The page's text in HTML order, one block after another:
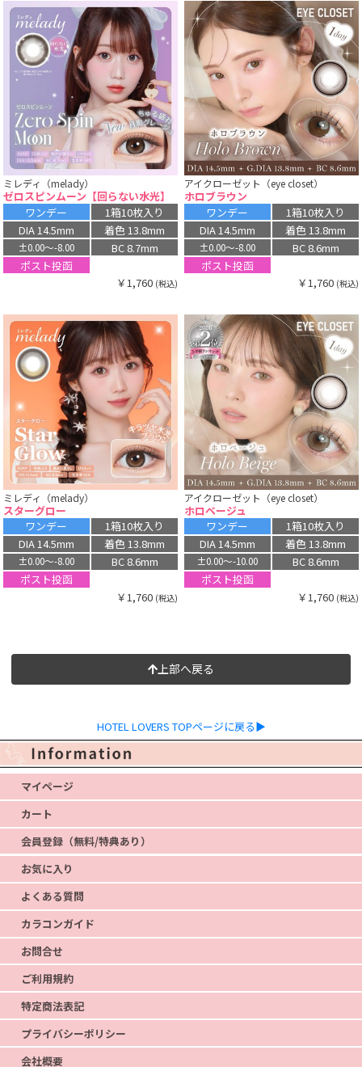
ミレディ（melady）
ゼロスピンムーン【回らない水光】
ワンデー
1箱10枚入り
DIA 14.5mm
着色 13.8mm
±0.00〜-8.00
BC 8.7mm
ポスト投函
￥1,760 (税込)
アイクローゼット（eye closet）
ホロブラウン
ワンデー
1箱10枚入り
DIA 14.5mm
着色 13.8mm
±0.00〜-8.00
BC 8.6mm
ポスト投函
￥1,760 (税込)
ミレディ（melady）
スターグロー
ワンデー
1箱10枚入り
DIA 14.5mm
着色 13.8mm
±0.00〜-8.00
BC 8.6mm
ポスト投函
￥1,760 (税込)
アイクローゼット（eye closet）
ホロベージュ
ワンデー
1箱10枚入り
DIA 14.5mm
着色 13.8mm
±0.00〜-10.00
BC 8.6mm
ポスト投函
￥1,760 (税込)
上部へ戻る
HOTEL LOVERS TOPページに戻る▶
マイページ
カート
会員登録（無料/特典あり）
お気に入り
よくある質問
カラコンガイド
お問合せ
ご利用規約
特定商法表記
プライバシーポリシー
会社概要